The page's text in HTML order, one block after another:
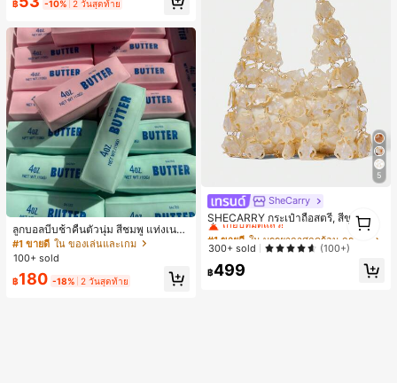
13/14/15/16 Pro Max Plus, ดีไซน์หรู
ขวัญในอุดมคติสำหรับคริสต์มาส, วันว
าเลนไทน์, อีสเตอร์, ฤดูแต่งงานและวันเ
กิดสำหรับแฟนสาว
฿ -10% 2 วันสุดท้าย
ลูกบอลบีบช้าคืนตัวนุ่ม สีชมพู แท่งเนย
บีบคลายเครียด นุ่มยืดหยุ่น ของเล่นบีบ
4 ออนซ์ ของเล่นเกลือ เหมาะสำหรับขอ
ของขวัญวันเกิด ของขวัญอีสเตอร์ ของ
#1 ขายดี ใน ของเล่นและเกม
100+ sold
฿180 -18% 2 วันสุดท้าย
5
SheCarry
SHECARRY กระเป๋าถือสตรี, สีขาว, แฟ
ชั่น, สง่างาม, วันหยุด, งานปาร์ตี้
#1 ขายดี
เกือบหมดแล้ว!
#1 ขายดี
ใน บรรยากาศฤดูร้อน กระเป๋าหูหิ้วด้านบนผู้หญิง
เกือบหมดแล้ว!
#1 ขายดี
ใน บรรยากาศฤดูร้อน กระเป๋าหูหิ้วด้านบนผู้หญิง
เกือบหมดแล้ว!
#1 ขายดี
ใน บรรยากาศฤดูร้อน กระเป๋าหูหิ้วด้านบนผู้หญิง
เกือบหมดแล้ว!
300+ sold (100+)
฿499